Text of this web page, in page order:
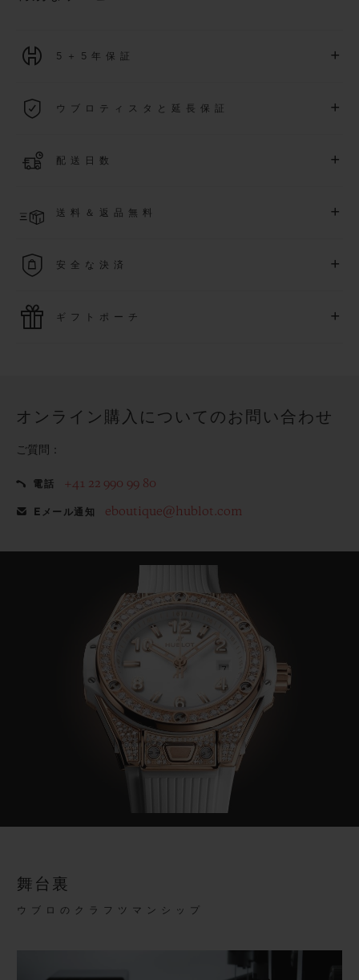
5＋5年保証 +
際保証が適用されます。
ウブロティスタと延長保証 +
月1 日以降に購入された時計を対象に、保証を
詳細を表示する
配送日数 +
より異なる場合がございます
送料＆返品無料 +
す
安全な決済 +
ご購入は迅速で安全に処理され、お客様の個人情報は確実に
ギフトポーチ +
オンライン購入についてのお問い合わせ
ご質問：
電話 +41 22 990 99 80
Eメール通知 eboutique@hublot.com
舞台裏
ウブロのクラフツマンシップ